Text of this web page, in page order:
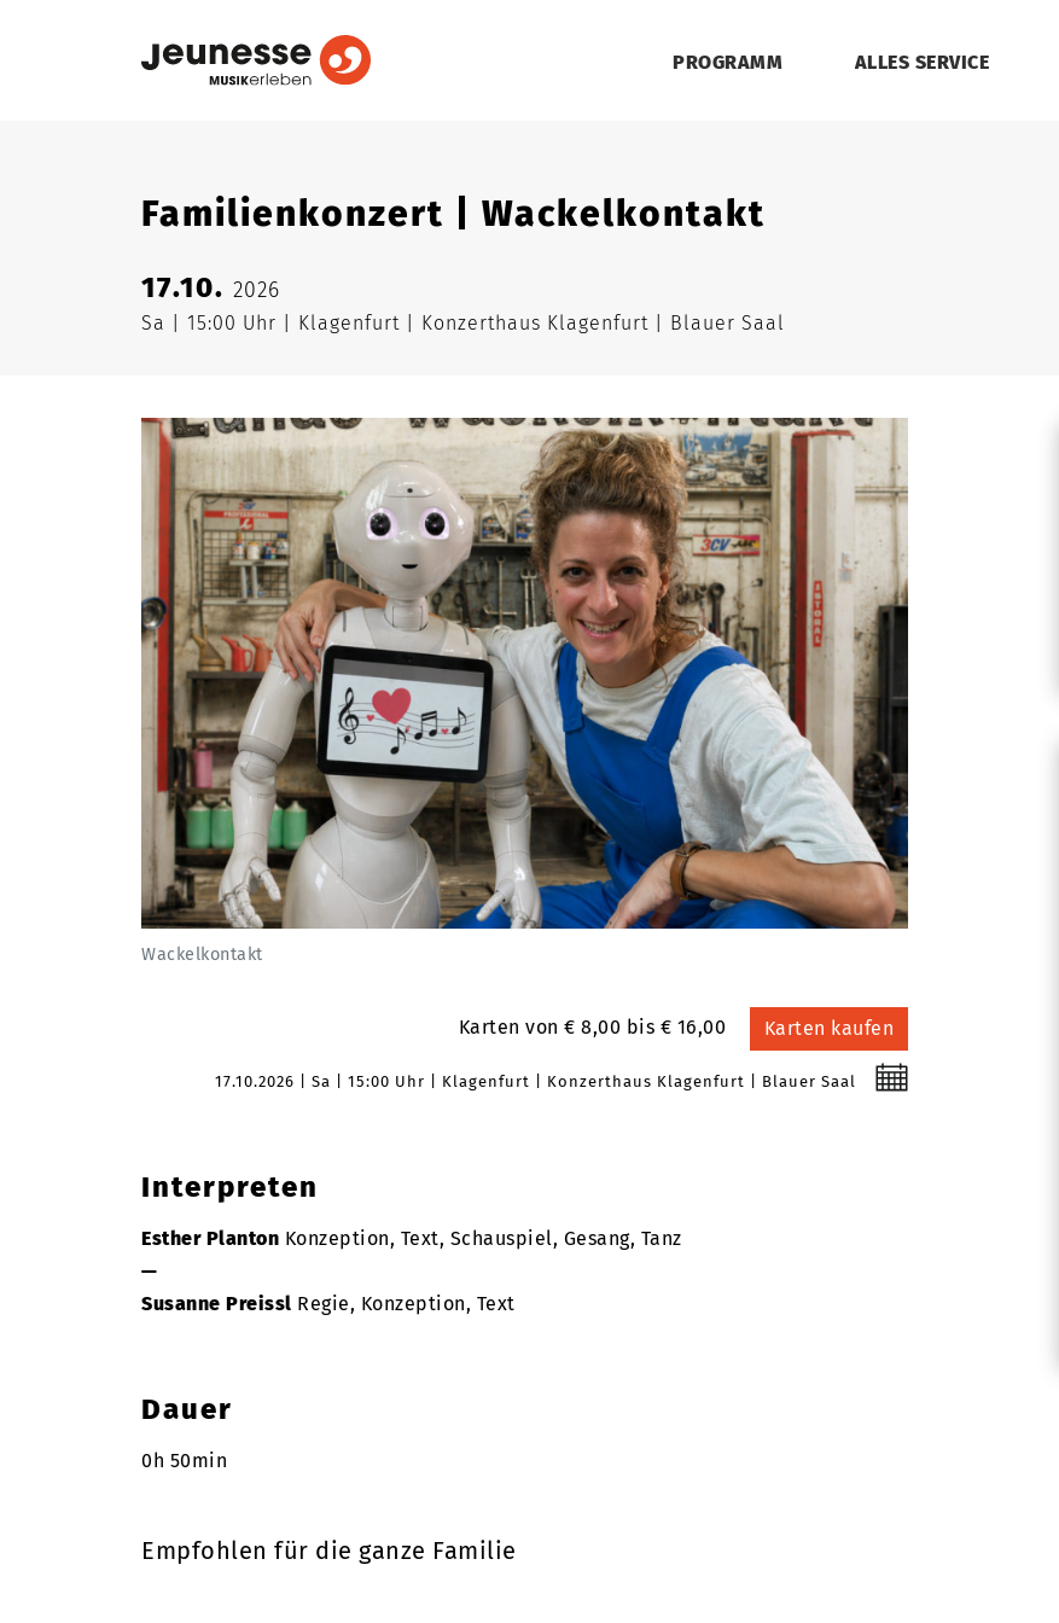
PROGRAMM ALLES SERVICE
Familienkonzert | Wackelkontakt
17.10. 2026
Sa 15:00 Uhr Klagenfurt Konzerthaus Klagenfurt Blauer Saal
Wackelkontakt
Karten von € 8,00 bis € 16,00 Karten kaufen
17.10.2026 Sa 15:00 Uhr Klagenfurt Konzerthaus Klagenfurt Blauer Saal
Interpreten
Esther Planton Konzeption, Text, Schauspiel, Gesang, Tanz
—
Susanne Preissl Regie, Konzeption, Text
Dauer
0h 50min
Empfohlen für die ganze Familie